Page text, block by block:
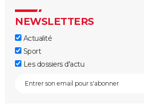
NEWSLETTERS
Actualité
Sport
Les dossiers d'actu